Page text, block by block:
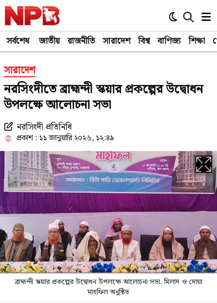
সর্বশেষ জাতীয় রাজনীতি সারাদেশ বিশ্ব বাণিজ্য শিক্ষা
সারাদেশ
নরসিংদীতে ব্রাহ্মন্দী স্কয়ার প্রকল্পের উদ্বোধন
উপলক্ষে আলোচনা সভা
নরসিংদী প্রতিনিধি
প্রকাশ : ১১ জানুয়ারি ২০২৬, ১২:৪৯
ব্রাহ্মন্দী স্কয়ার প্রকল্পের উদ্বোধন উপলক্ষে আলোচনা সভা, মিলাদ ও দোয়া
মাহফিল অনুষ্ঠিত